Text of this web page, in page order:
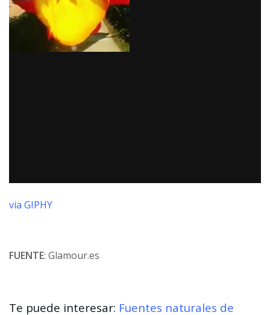
via GIPHY
FUENTE: Glamour.es
Te puede interesar: Fuentes naturales de